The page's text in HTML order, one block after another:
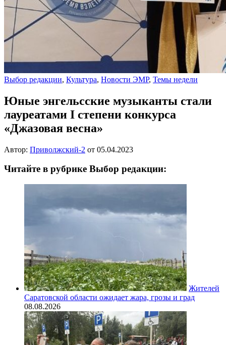
Выбор редакции, Культура, Новости ЭМР, Темы недели
Юные энгельсские музыканты стали
лауреатами I степени конкурса
«Джазовая весна»
Автор: Приволжский-2 от 05.04.2023
Читайте в рубрике Выбор редакции:
Жителей
Саратовской области ожидает жара, грозы и град
08.08.2026